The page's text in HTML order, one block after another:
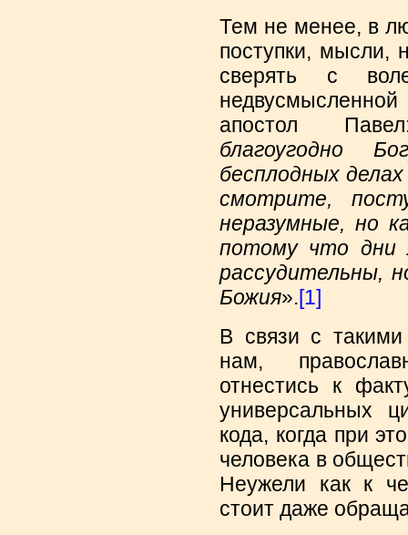
Тем не менее, в
поступки, мысли,
сверять с
апостол
благоугодно
бесплодных
смотрите,
неразумные, но
потому что дни
рассудительны,
Божия».[1]
В связи с такими
нам,
отнестись к
универсальных
кода, когда при
человека в
Неужели как к
стоит даже